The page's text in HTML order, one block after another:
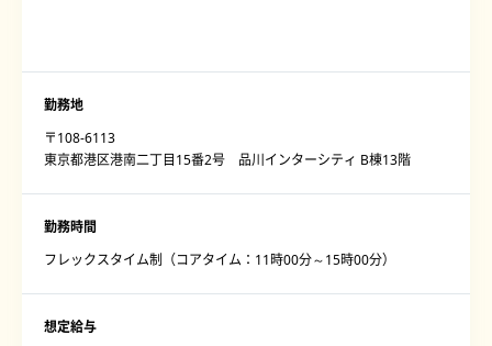
勤務地
〒108-6113
東京都港区港南二丁目15番2号 品川インターシティ B棟13階
勤務時間
フレックスタイム制（コアタイム：11時00分～15時00分）
想定給与